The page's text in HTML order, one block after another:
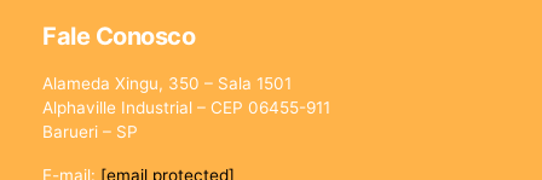
Fale Conosco
Alameda Xingu, 350 – Sala 1501
Alphaville Industrial – CEP 06455-911
Barueri – SP
E-mail: [email protected]